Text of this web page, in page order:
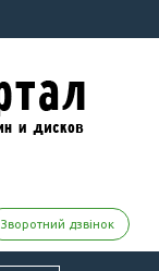
Зворотний дзвінок